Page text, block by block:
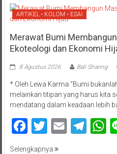
ARTIKEL • KOLOM • ESAI
Merawat Bumi
Ekoteologi dan Ekonomi
8 Agustus 2026 Bali Sharing
* Oleh Lewa Karma “Bumi
melainkan titipan yang harus kita
mendatang dalam keadaan lebih
Facebook
Twitter
Email
Selengkapnya